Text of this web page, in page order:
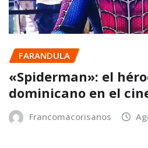
FARANDULA
«Spiderman»: el
dominicano en el
Francomacorisanos